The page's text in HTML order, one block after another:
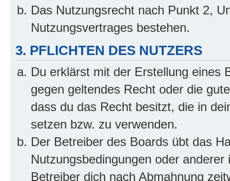
Das Nutzungsrecht nach Punkt 2,
Nutzungsvertrages bestehen.
3. PFLICHTEN DES NUTZERS
Du erklärst mit der Erstellung eines
gegen geltendes Recht oder die
dass du das Recht besitzt, die in
setzen bzw. zu verwenden.
Der Betreiber des Boards übt das
Nutzungsbedingungen oder
Betreiber dich nach Abmahnung